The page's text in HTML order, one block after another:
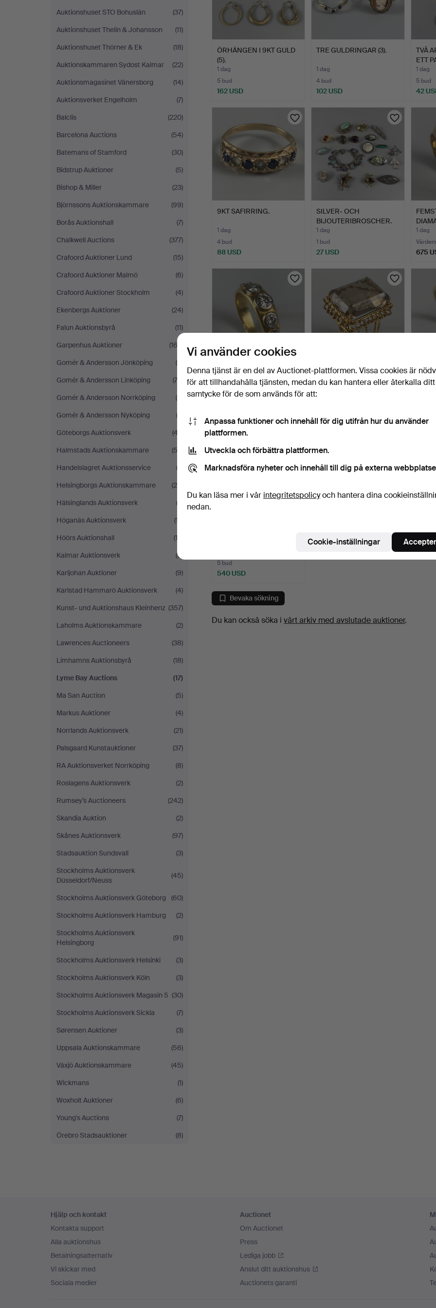
Auktionshuset STO Bohuslän
(37)
Auktionshuset Thelin & Johansson
(11)
Auktionshuset Thörner & Ek
(18)
Auktionskammaren Sydost Kalmar
(22)
Auktionsmagasinet Vänersborg
(14)
Auktionsverket Engelholm
(7)
Balclis
(220)
Barcelona Auctions
(54)
Batemans of Stamford
(30)
Bidstrup Auktioner
(5)
Bishop & Miller
(23)
Björnssons Auktionskammare
(99)
Borås Auktionshall
(7)
Chalkwell Auctions
(377)
Crafoord Auktioner Lund
(15)
Crafoord Auktioner Malmö
(6)
Crafoord Auktioner Stockholm
(4)
Ekenbergs Auktioner
(24)
Falun Auktionsbyrå
(11)
Garpenhus Auktioner
(162)
Gomér & Andersson Jönköping
(6)
Gomér & Andersson Linköping
(74)
Gomér & Andersson Norrköping
(9)
Gomér & Andersson Nyköping
(2)
Göteborgs Auktionsverk
(47)
Halmstads Auktionskammare
(53)
Handelslagret Auktionsservice
(2)
Helsingborgs Auktionskammare
(25)
Hälsinglands Auktionsverk
(2)
Höganäs Auktionsverk
(17)
Höörs Auktionshall
(12)
Kalmar Auktionsverk
(9)
Karljohan Auktioner
(9)
Karlstad Hammarö Auktionsverk
(4)
Kunst- und Auktionshaus Kleinhenz (357)
Laholms Auktionskammare
(2)
Lawrences Auctioneers
(38)
Limhamns Auktionsbyrå
(18)
Lyme Bay Auctions
(17)
Ma San Auction
(5)
Markus Auktioner
(4)
Norrlands Auktionsverk
(21)
Palsgaard Kunstauktioner
(37)
RA Auktionsverket Norrköping
(8)
Roslagens Auktionsverk
(2)
Rumsey’s Auctioneers
(242)
Skandia Auktion
(2)
Skånes Auktionsverk
(97)
Stadsauktion Sundsvall
(3)
Stockholms Auktionsverk
Düsseldorf/Neuss
(45)
Stockholms Auktionsverk Göteborg
(60)
Stockholms Auktionsverk Hamburg
(2)
Stockholms Auktionsverk
Helsingborg
(91)
Stockholms Auktionsverk Helsinki
(3)
Stockholms Auktionsverk Köln
(3)
Stockholms Auktionsverk Magasin 5 (30)
Stockholms Auktionsverk Sickla
(7)
Sørensen Auktioner
(3)
Uppsala Auktionskammare
(56)
Växjö Auktionskammare
(45)
Wickmans
(1)
Woxholt Auktioner
(6)
Young's Auctions
(7)
Örebro Stadsauktioner
(8)
ÖRHÄNGEN I 9KT GULD
(5).
1 dag
5 bud
162 USD
TRE GULDRINGAR (3).
1 dag
4 bud
102 USD
TVÅ
ETT
1 dag
5 bud
42
9KT SAFIRRING.
1 dag
4 bud
88 USD
SILVER- OCH
BIJOUTERIBROSCHER.
1 dag
1 bud
27 USD
1 dag
675
FEMSTENS
DIAMANTRING.
1 dag
RING MED
RÖKKVARTS.
1 dag
Utvalt
RING
MED
5 bud
540 USD
Bevaka sökning
Du kan också söka ivårt arkiv med avslutade auktioner.
Hjälp och kontakt
Kontakta support
Alla auktionshus
Betalningsalternativ
Vi skickar med
Sociala medier
Auctionet
Om Auctionet
Press
Lediga jobb
Anslut ditt auktionshus
Auctionets garanti
Vi använder cookies
Denna tjänst är en del av Auctionet-plattformen. Vissa cookies är
för att tillhandahålla tjänsten, medan du kan hantera eller återkalla ditt
samtycke för de som används för att:
Anpassa funktioner och innehåll för dig utifrån hur du använder
plattformen.
Utveckla och förbättra plattformen.
Marknadsföra nyheter och innehåll till dig på externa
Du kan läsa mer i vår integritetspolicyoch hantera dina
nedan.
Cookie-inställningar